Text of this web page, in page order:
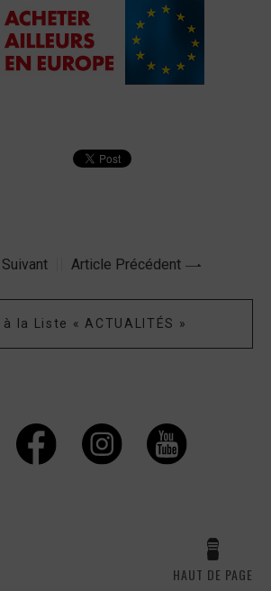
Article Précédent
la Liste « ACTUALITÉS »
HAUT DE PAGE